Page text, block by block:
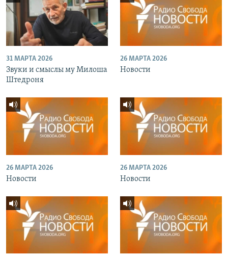
31 МАРТА 2026
Звуки и смыслы му Милоша
Штедроня
26 МАРТА 2026
Новости
26 МАРТА 2026
Новости
26 МАРТА 2026
Новости